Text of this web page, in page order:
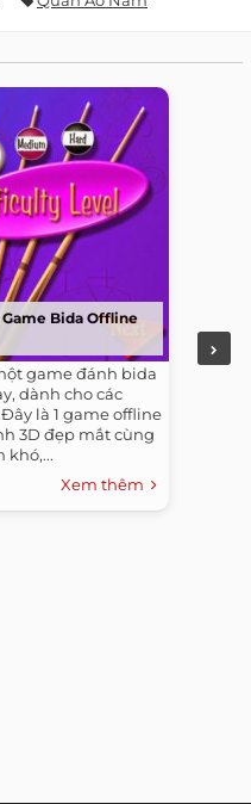
Bida Offline
game đánh bida
dành cho các
là 1 game offline
3D đẹp mắt cùng
khó,...
Xem thêm